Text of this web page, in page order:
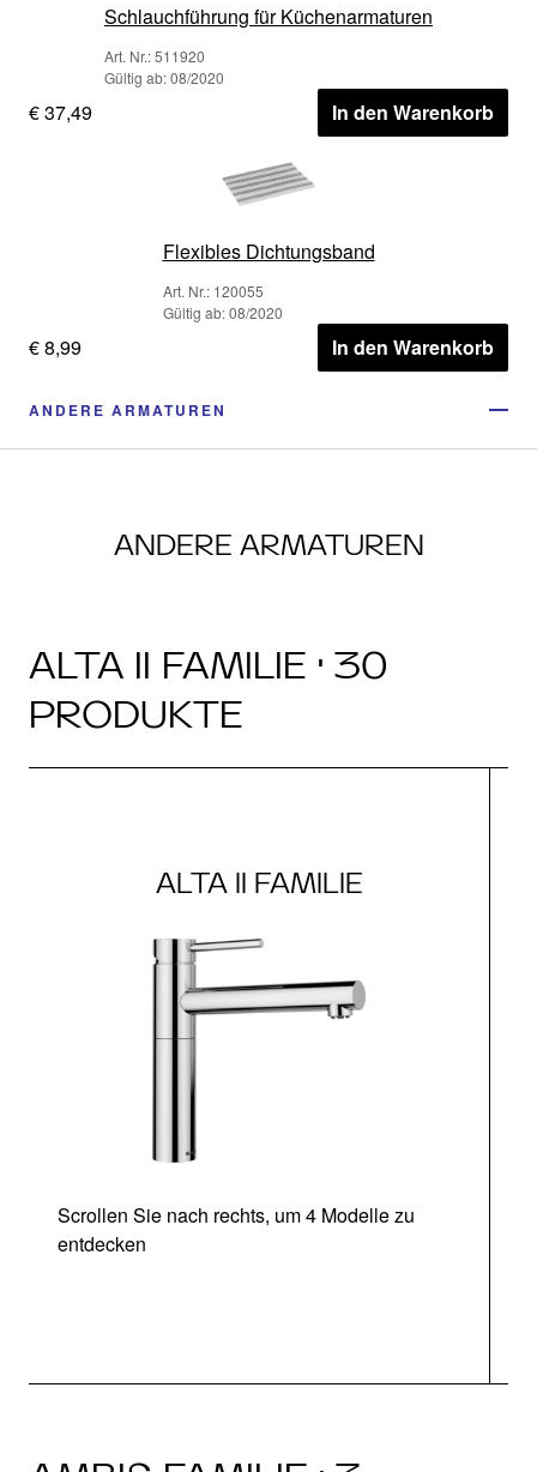
Schlauchführung für Küchenarmaturen
Art. Nr.: 511920
Gültig ab: 08/2020
€ 37,49 In den Warenkorb
Flexibles Dichtungsband
Art. Nr.: 120055
Gültig ab: 08/2020
€ 8,99 In den Warenkorb
ANDERE ARMATUREN
ANDERE ARMATUREN
ALTA II FAMILIE · 30
PRODUKTE
ALTA II FAMILIE
Scrollen Sie nach rechts, um 4 Modelle zu
entdecken